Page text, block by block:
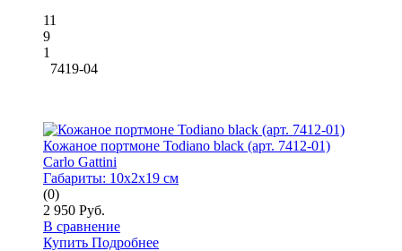
11
9
1
7419-04
Кожаное портмоне Todiano black (арт. 7412-01)
Carlo Gattini
Габариты: 10x2x19 см
(0)
2 950 Руб.
В сравнение
Купить Подробнее